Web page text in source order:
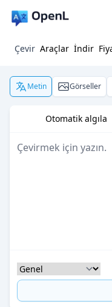
Çevir Araçlar İndir
Metin Görseller
Otomatik algıla